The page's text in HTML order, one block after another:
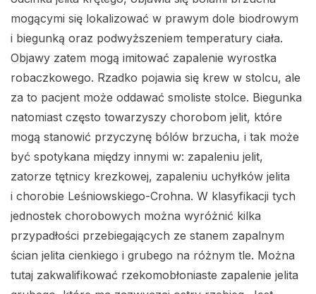
mogącymi się lokalizować w prawym dole biodrowym
i biegunką oraz podwyższeniem temperatury ciała.
Objawy zatem mogą imitować zapalenie wyrostka
robaczkowego. Rzadko pojawia się krew w stolcu, ale
za to pacjent może oddawać smoliste stolce. Biegunka
natomiast często towarzyszy chorobom jelit, które
mogą stanowić przyczynę bólów brzucha, i tak może
być spotykana między innymi w: zapaleniu jelit,
zatorze tętnicy krezkowej, zapaleniu uchyłków jelita
i chorobie Leśniowskiego-Crohna. W klasyfikacji tych
jednostek chorobowych można wyróżnić kilka
przypadłości przebiegających ze stanem zapalnym
ścian jelita cienkiego i grubego na różnym tle. Można
tutaj zakwalifikować rzekomobłoniaste zapalenie jelita